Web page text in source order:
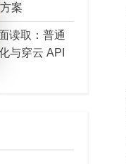
案
读取：普通
与穿云 API